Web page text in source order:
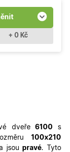
+ 0 Kč
dveře6100 s
100x210
jsoupravé. Tyto